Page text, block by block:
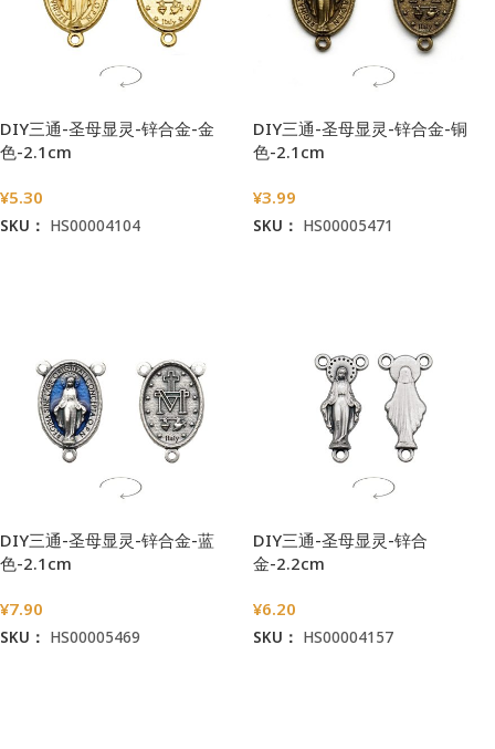
DIY三通-圣母显灵-锌合金-金
色-2.1cm
¥5.30
SKU： HS00004104
DIY三通-圣母显灵-锌合金-铜
色-2.1cm
¥3.99
SKU： HS00005471
DIY三通-圣母显灵-锌合金-蓝
色-2.1cm
¥7.90
SKU： HS00005469
DIY三通-圣母显灵-锌合
金-2.2cm
¥6.20
SKU： HS00004157